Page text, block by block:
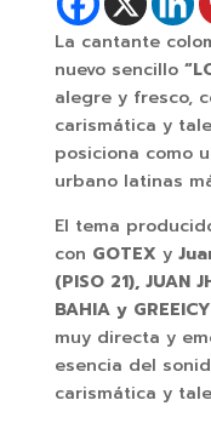
La cantante
nuevo sencillo
alegre y fresco,
carismática y
posiciona como
urbano latinas
El tema
con GOTEX y
(PISO 21), JUAN
BAHIA y GREEICY
muy directa y
esencia del
carismática y